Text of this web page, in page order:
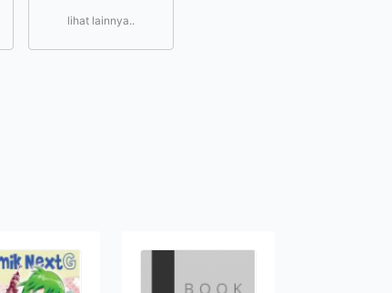
lihat lainnya..